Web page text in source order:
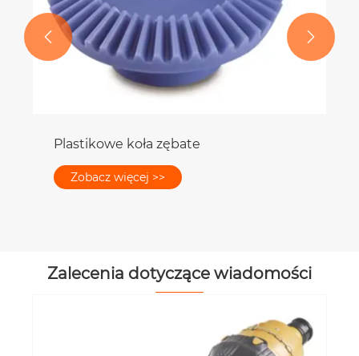
Plastikowe koła zębate
Zobacz więcej >>
 
Zalecenia dotyczące wiadomości